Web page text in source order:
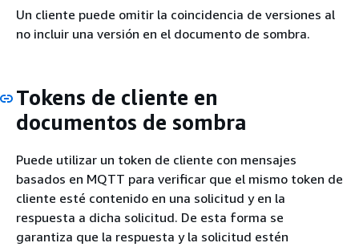
Un cliente puede omitir la coincidencia de versiones al
no incluir una versión en el documento de sombra.
Tokens de cliente en
documentos de sombra
Puede utilizar un token de cliente con mensajes
basados en MQTT para verificar que el mismo token de
cliente esté contenido en una solicitud y en la
respuesta a dicha solicitud. De esta forma se
garantiza que la respuesta y la solicitud estén